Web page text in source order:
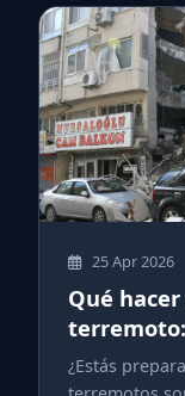
25 Apr 2026
Qué
¿Estás